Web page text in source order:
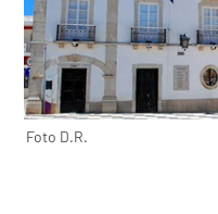
Foto D.R.